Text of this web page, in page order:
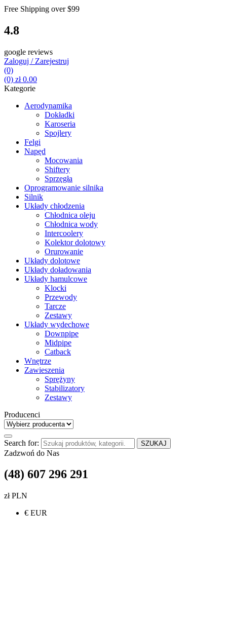
Free Shipping over$99
4.8
google reviews
Zaloguj / Zarejestruj
(0)
(0) zł0.00
Kategorie
Aerodynamika
Dokładki
Karoseria
Spojlery
Felgi
Napęd
Mocowania
Shiftery
Sprzęgła
Oprogramowanie silnika
Silnik
Układy chłodzenia
Chłodnica oleju
Chłodnica wody
Intercoolery
Kolektor dolotowy
Orurowanie
Układy dolotowe
Układy doładowania
Układy hamulcowe
Klocki
Przewody
Tarcze
Zestawy
Układy wydechowe
Downpipe
Midpipe
Catback
Wnętrze
Zawieszenia
Sprężyny
Stabilizatory
Zestawy
Producenci
Search for: SZUKAJ
Zadzwoń do Nas
(48) 607 296 291
zł PLN
€ EUR